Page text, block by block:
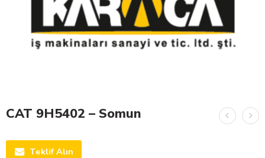
CAT 9H5402 – Somun
Teklif Alın